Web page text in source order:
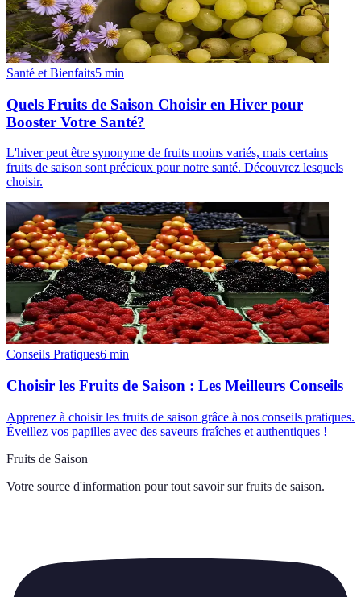
Santé et Bienfaits5 min
Quels Fruits de Saison Choisir en Hiver pour
Booster Votre Santé?
L'hiver peut être synonyme de fruits moins variés, mais certains
fruits de saison sont précieux pour notre santé. Découvrez lesquels
choisir.
Conseils Pratiques6 min
Choisir les Fruits de Saison : Les Meilleurs Conseils
Apprenez à choisir les fruits de saison grâce à nos conseils pratiques.
Éveillez vos papilles avec des saveurs fraîches et authentiques !
Fruits de Saison
Votre source d'information pour tout savoir sur fruits de saison.